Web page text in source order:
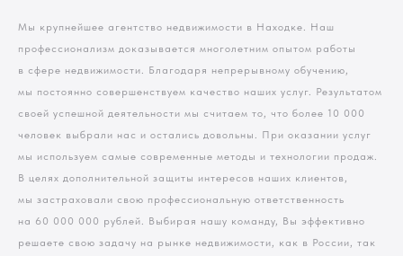
Мы крупнейшее агентство недвижимости в Находке. Наш
профессионализм доказывается многолетним опытом работы
в сфере недвижимости. Благодаря непрерывному обучению,
мы постоянно совершенствуем качество наших услуг. Результатом
своей успешной деятельности мы считаем то, что более 10 000
человек выбрали нас и остались довольны. При оказании услуг
мы используем самые современные методы и технологии продаж.
В целях дополнительной защиты интересов наших клиентов,
мы застраховали свою профессиональную ответственность
на 60 000 000 рублей. Выбирая нашу команду, Вы эффективно
решаете свою задачу на рынке недвижимости, как в России, так